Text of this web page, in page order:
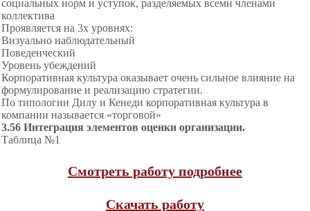
социальных норм и уступок, разделяемых всеми членами
коллектива
Проявляется на 3х уровнях:
Визуально наблюдательный
Поведенческий
Уровень убеждений
Корпоративная культура оказывает очень сильное влияние на
формулирование и реализацию стратегии.
По типологии Дилу и Кенеди корпоративная культура в
компании называется «торговой»
3.56 Интеграция элементов оценки организации.
Таблица №1
Смотреть работу подробнее
Скачать работу